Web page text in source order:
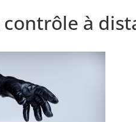
contrôle à